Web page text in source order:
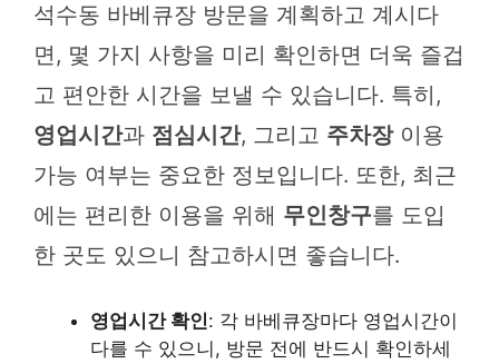
석수동 바베큐장 방문을 계획하고 계시다
면, 몇 가지 사항을 미리 확인하면 더욱 즐겁
고 편안한 시간을 보낼 수 있습니다. 특히,
영업시간과 점심시간, 그리고 주차장이용
가능 여부는 중요한 정보입니다. 또한, 최근
에는 편리한 이용을 위해 무인창구를 도입
한 곳도 있으니 참고하시면 좋습니다.
영업시간 확인: 각 바베큐장마다 영업시간이
다를 수 있으니, 방문 전에 반드시 확인하세